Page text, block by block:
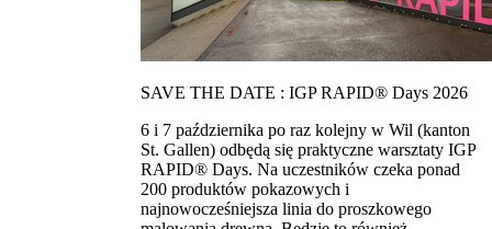
SAVE THE DATE : IGP RAPID® Days 2026
6 i 7 października po raz kolejny w Wil (kanton
St. Gallen) odbędą się praktyczne warsztaty IGP
RAPID® Days. Na uczestników czeka ponad
200 produktów pokazowych i
najnowocześniejsza linia do proszkowego